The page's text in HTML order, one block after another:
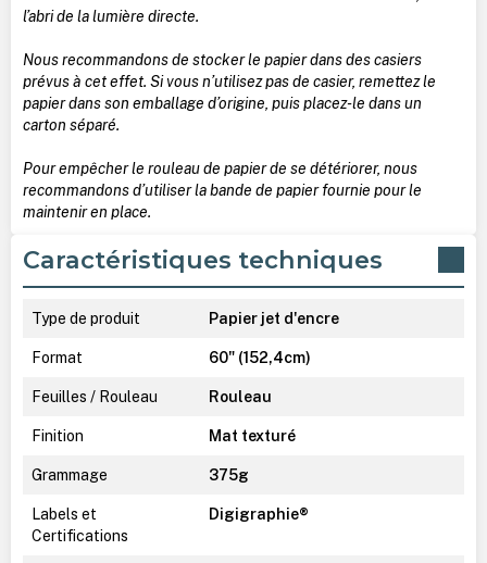
l’abri de la lumière directe.
Nous recommandons de stocker le papier dans des casiers
prévus à cet effet. Si vous n’utilisez pas de casier, remettez le
papier dans son emballage d’origine, puis placez-le dans un
carton séparé.
Pour empêcher le rouleau de papier de se détériorer, nous
recommandons d’utiliser la bande de papier fournie pour le
maintenir en place.
Caractéristiques techniques
Type de produit Papier jet d'encre
Format 60" (152,4cm)
Feuilles / Rouleau Rouleau
Finition Mat texturé
Grammage 375g
Labels et
Certifications
Digigraphie®